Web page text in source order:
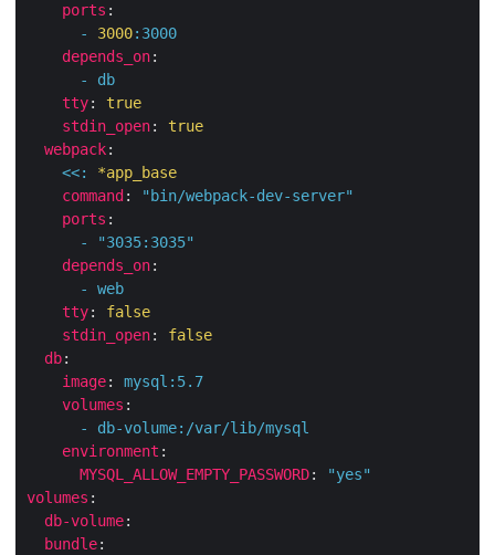
ports :
-
3000: 3000
depends_on:
-
db
tty:
true
stdin_open:
true
webpack:
<<:
*app_base
command :
"bin/webpack-dev-server"
ports :
-
"3035:3035"
depends_on:
-
web
tty:
false
stdin_open:
false
db:
image:
mysql:5.7
volumes :
-
db-volume:/var/lib/mysql
environment :
MYSQL_ALLOW_EMPTY_PASSWORD:
"yes"
volumes :
db-volume:
bundle: